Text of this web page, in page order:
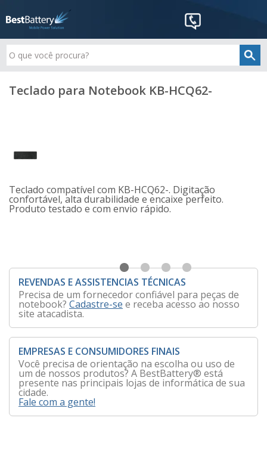
Teclado para Notebook KB-HCQ62-
Teclado compatível com KB-HCQ62-. Digitação
confortável, alta durabilidade e encaixe perfeito.
Produto testado e com envio rápido.
REVENDAS E ASSISTENCIAS TÉCNICAS
Precisa de um fornecedor confiável para peças de
notebook? Cadastre-se e receba acesso ao nosso
site atacadista.
EMPRESAS E CONSUMIDORES FINAIS
Você precisa de orientação na escolha ou uso de
um de nossos produtos? A BestBattery® está
presente nas principais lojas de informática de sua
cidade.
Fale com a gente!